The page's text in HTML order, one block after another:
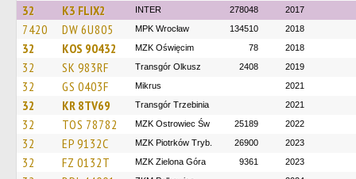
32 K3 FLIX2 INTER 278048 2017
7420 DW 6U805 MPK Wrocław 134510 2018
32 KOS 90432 MZK Oświęcim 78 2018
32 SK 983RF Transgór Olkusz 2408 2019
32 GS 0403F Mikrus 2021
32 KR 8TV69 Transgór Trzebinia 2021
32 TOS 78782 MZK Ostrowiec Św 25189 2022
32 EP 9132C MZK Piotrków Tryb. 26900 2023
32 FZ 0132T MZK Zielona Góra 9361 2023